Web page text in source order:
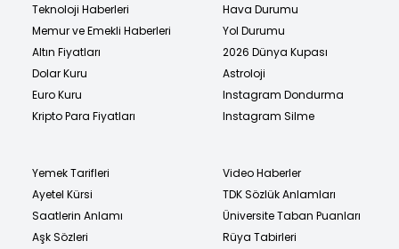
Teknoloji Haberleri
Memur ve Emekli Haberleri
Altın Fiyatları
Dolar Kuru
Euro Kuru
Kripto Para Fiyatları
Hava Durumu
Yol Durumu
2026 Dünya Kupası
Astroloji
Instagram Dondurma
Instagram Silme
Yemek Tarifleri
Ayetel Kürsi
Saatlerin Anlamı
Aşk Sözleri
Video Haberler
TDK Sözlük Anlamları
Üniversite Taban Puanları
Rüya Tabirleri